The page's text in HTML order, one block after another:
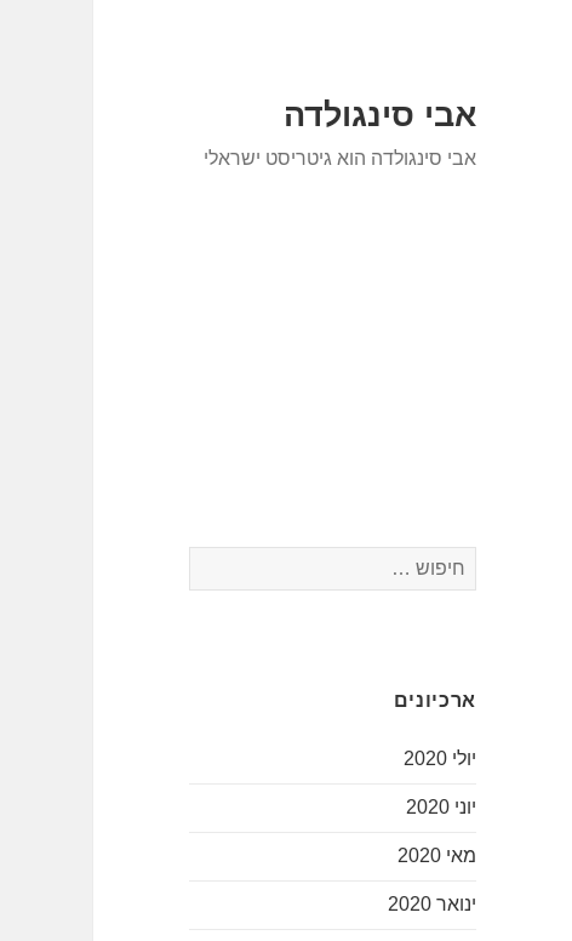
אבי סינגולדה
אבי סינגולדה הוא גיטריסט ישראלי
חיפוש:
ארכיונים
יולי 2020
יוני 2020
מאי 2020
ינואר 2020